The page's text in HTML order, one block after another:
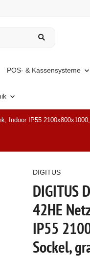
POS- & Kassensysteme
Indoor IP55
DIGITUS
42HE
IP55
Sockel,
DIGITUS